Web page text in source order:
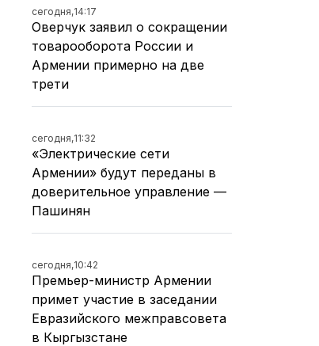
сегодня,14:17
Оверчук заявил о сокращении
товарооборота России и
Армении примерно на две
трети
сегодня,11:32
«Электрические сети
Армении» будут переданы в
доверительное управление —
Пашинян
сегодня,10:42
Премьер-министр Армении
примет участие в заседании
Евразийского межправсовета
в Кыргызстане